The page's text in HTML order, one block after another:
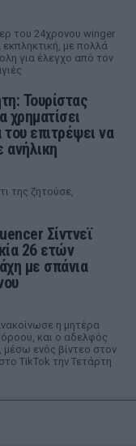
του 24χρονου winger
με πολλά
για έλεγχο από τον
Τουρίστας
χρηματίσει
επιτρέψει να
ανήλικη
της ζητούσε,
Σίντνεϊ
26 ετών
με σπάνια
η μητέρα
και ο αδελφός
μέσω ενός βίντεο στον
TikTok την Τετάρτη